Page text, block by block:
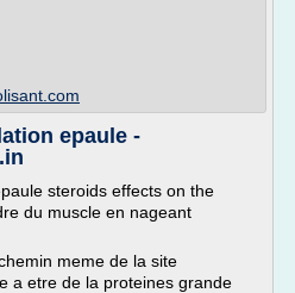
epaule -
steroids effects on the
du muscle en nageant
meme de la site
a etre de la proteines grande